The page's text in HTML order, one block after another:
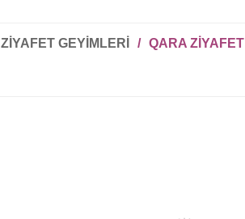
ZIYAFET GEYIMLERI / QARA ZIYAFET